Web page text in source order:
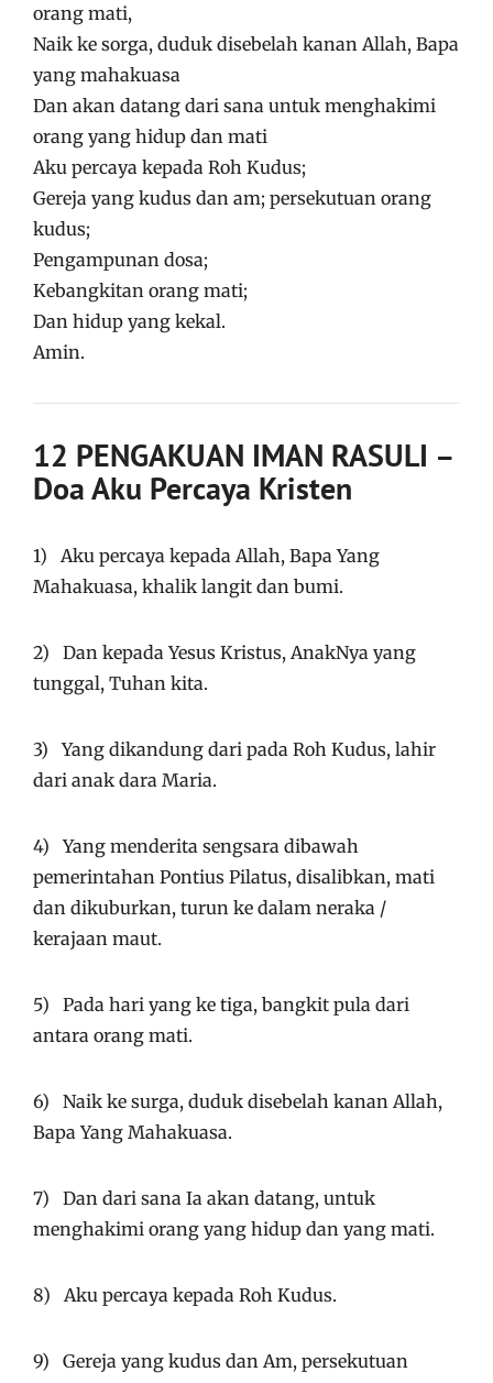
orang mati,
Naik ke sorga, duduk disebelah kanan Allah, Bapa
yang mahakuasa
Dan akan datang dari sana untuk menghakimi
orang yang hidup dan mati
Aku percaya kepada Roh Kudus;
Gereja yang kudus dan am; persekutuan orang
kudus;
Pengampunan dosa;
Kebangkitan orang mati;
Dan hidup yang kekal.
Amin.
12 PENGAKUAN IMAN RASULI –
Doa Aku Percaya Kristen
1) Aku percaya kepada Allah, Bapa Yang
Mahakuasa, khalik langit dan bumi.
2) Dan kepada Yesus Kristus, AnakNya yang
tunggal, Tuhan kita.
3) Yang dikandung dari pada Roh Kudus, lahir
dari anak dara Maria.
4) Yang menderita sengsara dibawah
pemerintahan Pontius Pilatus, disalibkan, mati
dan dikuburkan, turun ke dalam neraka /
kerajaan maut.
5) Pada hari yang ke tiga, bangkit pula dari
antara orang mati.
6) Naik ke surga, duduk disebelah kanan Allah,
Bapa Yang Mahakuasa.
7) Dan dari sana Ia akan datang, untuk
menghakimi orang yang hidup dan yang mati.
8) Aku percaya kepada Roh Kudus.
9) Gereja yang kudus dan Am, persekutuan